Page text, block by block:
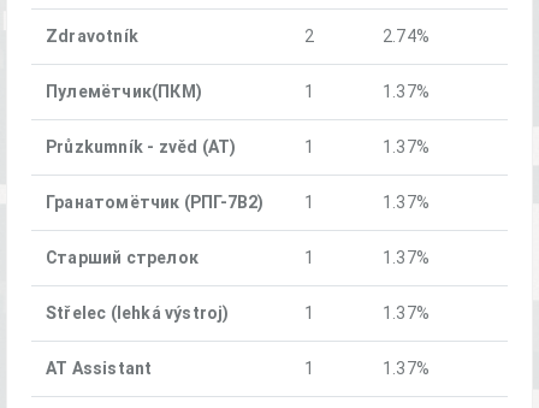
Zdravotník 2 2.74%
Пулемётчик(ПКM) 1 1.37%
Průzkumník - zvěd (AT) 1 1.37%
Гранатомётчик (РПГ-7В2) 1 1.37%
Старший стрелок 1 1.37%
Střelec (lehká výstroj) 1 1.37%
AT Assistant 1 1.37%